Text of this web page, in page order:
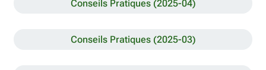
Conseils Pratiques (2025-04)
Conseils Pratiques (2025-03)